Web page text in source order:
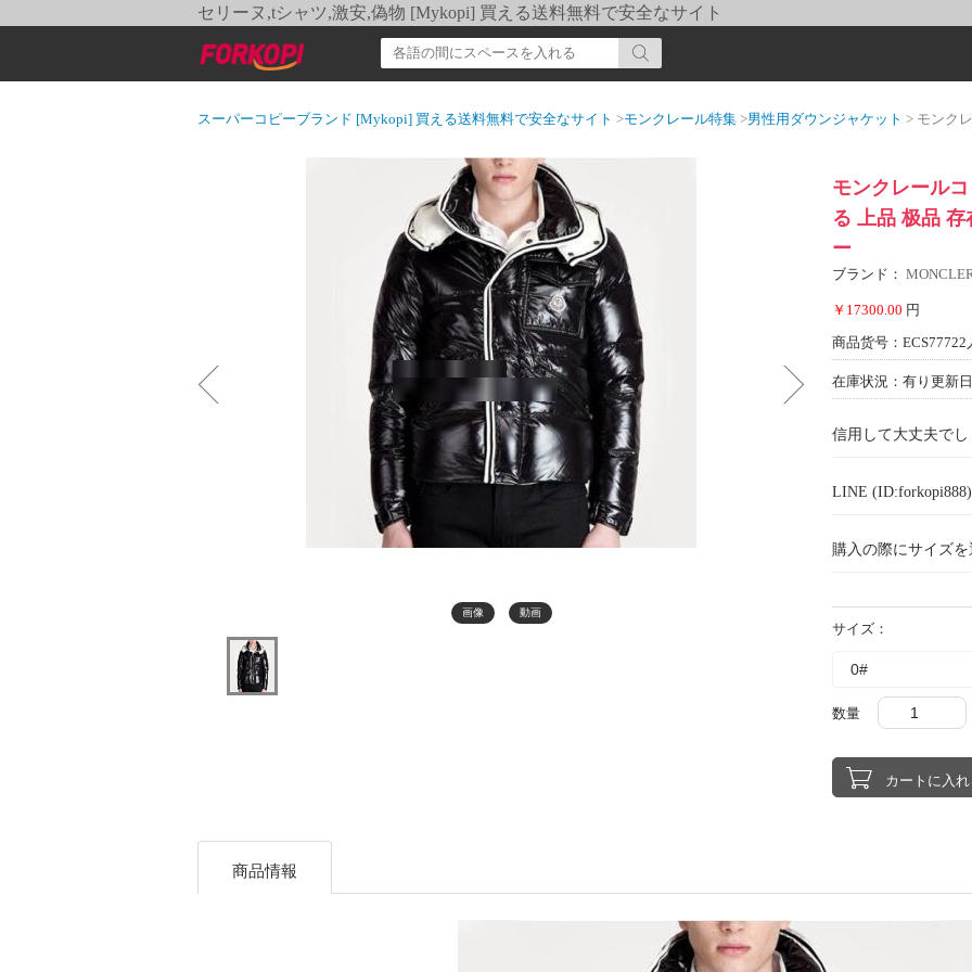
セリーヌ,tシャツ,激安,偽物 [Mykopi] 買える送料無料で安全なサイト
スーパーコピーブランド [Mykopi] 買える送料無料で安全なサイト >モンクレール特集 >男性用ダウンジャケット > モンクレールコ
画像 動画
モンクレール
る 上品 极品
ー
ブランド：
￥17300.00 円
商品货号：ECS77722
在庫状況：有り 更新
信用して大丈夫で
LINE
購入の際にサイズ
サイズ：
数量
商品情報